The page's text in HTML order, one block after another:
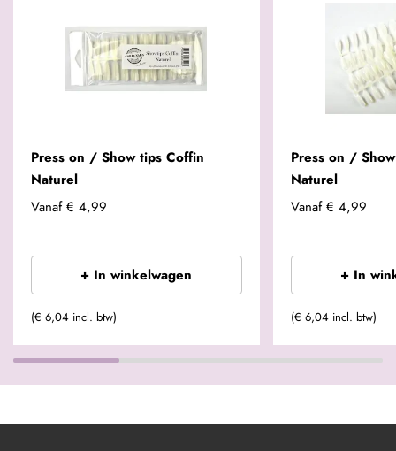
Press on / Show tips Coffin
Naturel
Vanaf € 4,99
+ In winkelwagen
(€ 6,04 incl. btw)
Press on /
Naturel
Vanaf € 4,99
+ In
(€ 6,04 incl. btw)